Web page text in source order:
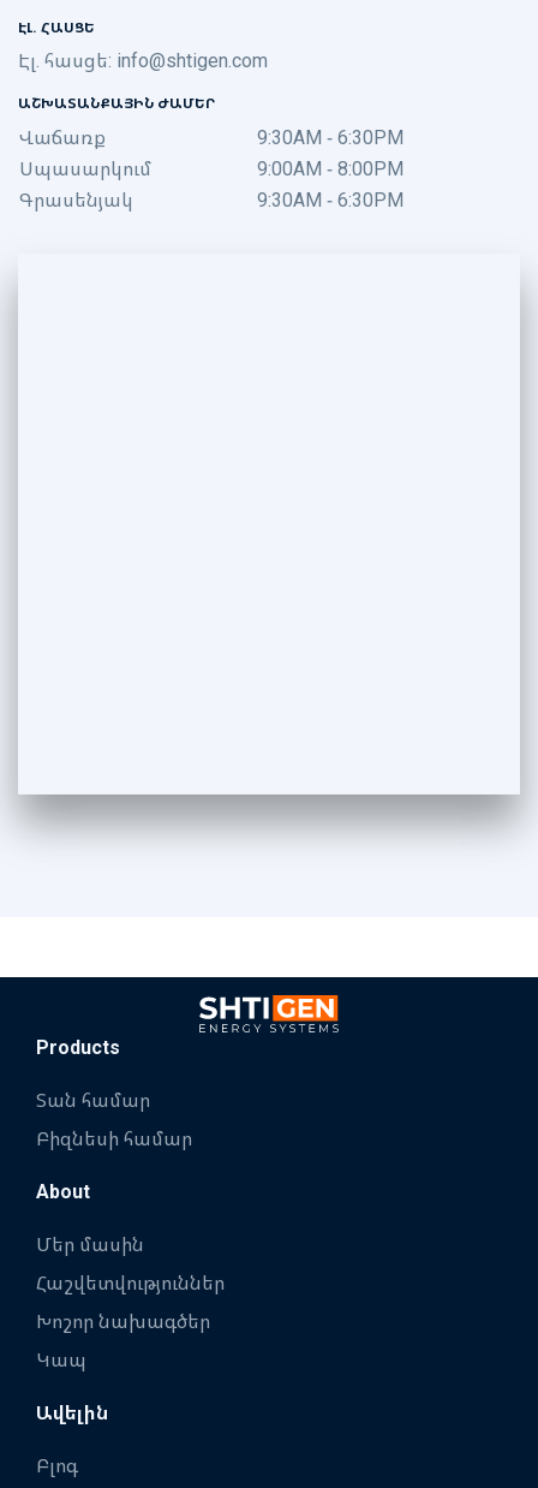
ԷԼ. ՀԱՍՑԵ
Էլ. հասցե: info@shtigen.com
ԱՇԽԱՏԱՆՔԱՅԻՆ ԺԱՄԵՐ
Վաճառք
9:30AM - 6:30PM
Սպասարկում
9:00AM - 8:00PM
Գրասենյակ
9:30AM - 6:30PM
Products
Տան համար
Բիզնեսի համար
About
Մեր մասին
Հաշվետվություններ
Խոշոր նախագծեր
Կապ
Ավելին
Բլոգ